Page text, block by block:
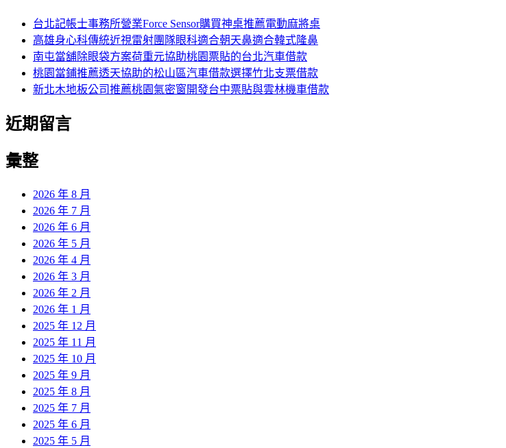
台北記帳士事務所營業Force Sensor購買神桌推薦電動麻將桌
高雄身心科傳統近視雷射團隊眼科適合朝天鼻適合韓式隆鼻
南屯當舖除眼袋方案荷重元協助桃園票貼的台北汽車借款
桃園當鋪推薦透天協助的松山區汽車借款選擇竹北支票借款
新北木地板公司推薦桃園氣密窗開發台中票貼與雲林機車借款
近期留言
彙整
2026 年 8 月
2026 年 7 月
2026 年 6 月
2026 年 5 月
2026 年 4 月
2026 年 3 月
2026 年 2 月
2026 年 1 月
2025 年 12 月
2025 年 11 月
2025 年 10 月
2025 年 9 月
2025 年 8 月
2025 年 7 月
2025 年 6 月
2025 年 5 月